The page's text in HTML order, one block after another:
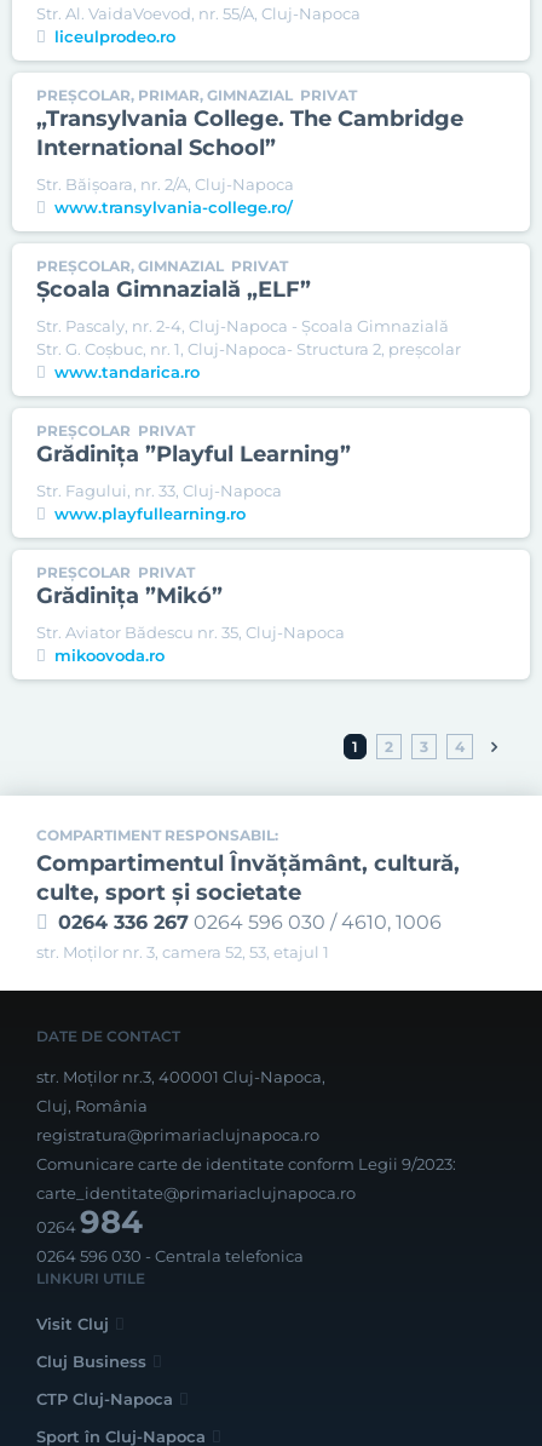
Str. Al. VaidaVoevod, nr. 55/A, Cluj-Napoca
liceulprodeo.ro
PREȘCOLAR, PRIMAR, GIMNAZIAL PRIVAT
„Transylvania College. The Cambridge
International School”
Str. Băişoara, nr. 2/A, Cluj-Napoca
www.transylvania-college.ro/
PREȘCOLAR, GIMNAZIAL PRIVAT
Şcoala Gimnazială „ELF”
Str. Pascaly, nr. 2-4, Cluj-Napoca - Școala Gimnazială
Str. G. Coşbuc, nr. 1, Cluj-Napoca- Structura 2, preșcolar
www.tandarica.ro
PREȘCOLAR PRIVAT
Grădiniţa ”Playful Learning”
Str. Fagului, nr. 33, Cluj-Napoca
www.playfullearning.ro
PREȘCOLAR PRIVAT
Grădiniţa ”Mikó”
Str. Aviator Bădescu nr. 35, Cluj-Napoca
mikoovoda.ro
1 2 3 4
COMPARTIMENT RESPONSABIL:
Compartimentul Învăţământ, cultură,
culte, sport şi societate
0264 336 267 0264 596 030 / 4610, 1006
str. Moților nr. 3, camera 52, 53, etajul 1
DATE DE CONTACT
str. Moților nr.3, 400001 Cluj-Napoca,
Cluj, România
registratura@primariaclujnapoca.ro
Comunicare carte de identitate conform Legii 9/2023:
carte_identitate@primariaclujnapoca.ro
0264984
0264 596 030 - Centrala telefonica
LINKURI UTILE
Visit Cluj
Cluj Business
CTP Cluj-Napoca
Sport în Cluj-Napoca